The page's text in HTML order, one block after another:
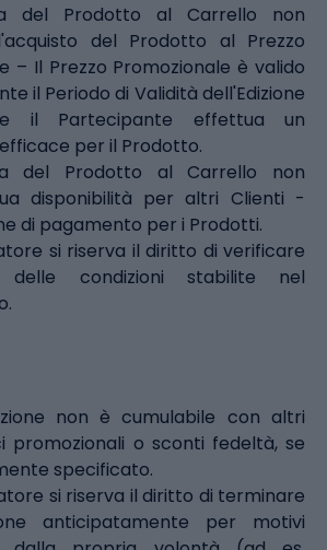
del Prodotto al Carrello non
del Prodotto al Prezzo
– Il Prezzo Promozionale è valido
il Periodo di Validità dell'Edizione
il Partecipante effettua un
per il Prodotto.
del Prodotto al Carrello non
disponibilità per altri Clienti -
di pagamento per i Prodotti.
si riserva il diritto di verificare
condizioni stabilite nel
non è cumulabile con altri
promozionali o sconti fedeltà, se
specificato.
si riserva il diritto di terminare
anticipatamente per motivi